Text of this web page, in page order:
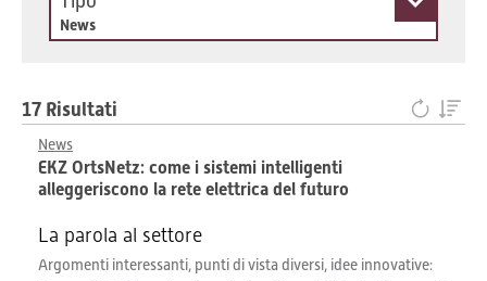
News
17 Risultati
News
EKZ OrtsNetz: come i sistemi intelligenti
alleggeriscono la rete elettrica del futuro
La parola al settore
Argomenti interessanti, punti di vista diversi, idee innovative: